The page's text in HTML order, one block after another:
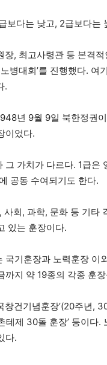
보다는 낮고, 2급보다
장, 최고사령관 등 본격
병대회’를 진행했다.
.
년 9월 9일 북한정권
이었다.
그 가치가 다르다. 1급
공동 수여되기도 한다.
회, 과학, 문화 등 기타
있는 훈장이다.
국기훈장과 노력훈장 이
까지 약 19종의 각종 훈
건기념훈장’(20주년,
테제 30돌 훈장’ 등이
다.